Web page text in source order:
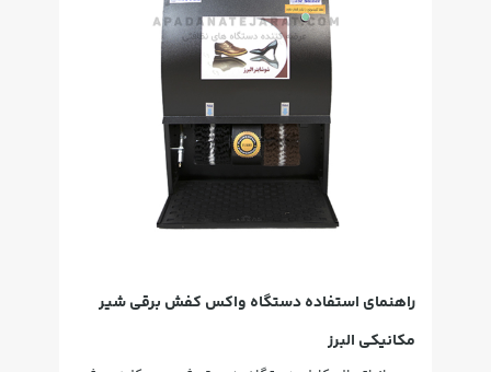
راهنمای استفاده دستگاه واکس کفش برقی شیر
مکانیکی البرز